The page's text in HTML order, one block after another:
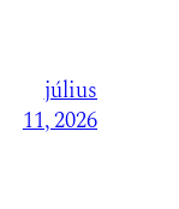
július
11, 2026